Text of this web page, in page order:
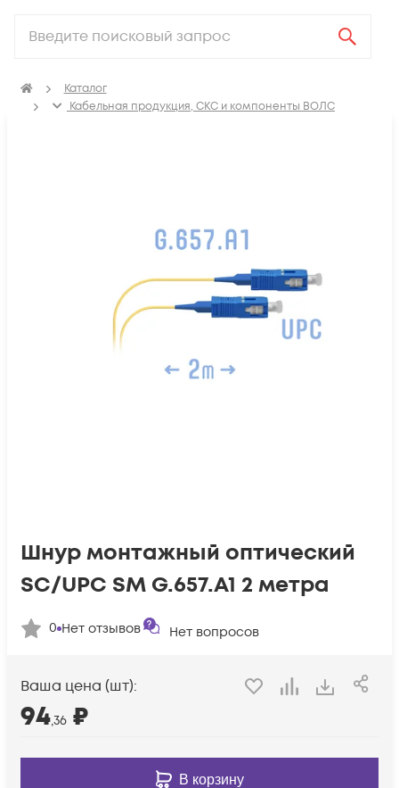
Каталог
Кабельная продукция, СКС и компоненты ВОЛС
Шнур монтажный оптический
SC/UPC SM G.657.A1 2 метра
0 Нет отзывов Нет вопросов
Ваша цена (шт):
94,36 ₽
В корзину